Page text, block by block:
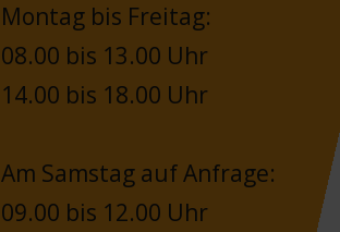
Montag bis Freitag:
08.00 bis 13.00 Uhr
14.00 bis 18.00 Uhr
Am Samstag auf Anfrage:
09.00 bis 12.00 Uhr